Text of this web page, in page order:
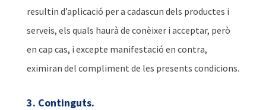
resultin d’aplicació per a cadascun dels productes i
serveis, els quals haurà de conèixer i acceptar, però
en cap cas, i excepte manifestació en contra,
eximiran del compliment de les presents condicions.
3. Continguts.